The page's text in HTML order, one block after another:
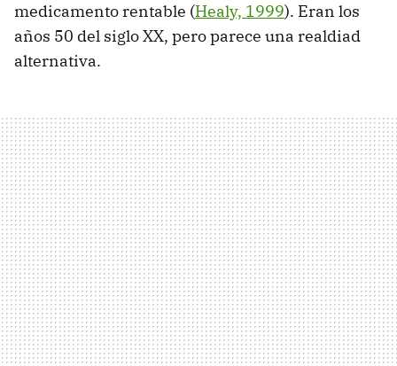
medicamento rentable (Healy, 1999). Eran los
años 50 del siglo XX, pero parece una realdiad
alternativa.